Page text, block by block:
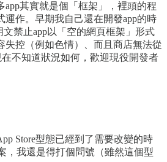
app其實就是個「框架」，裡頭的程
運作。早期我自己還在開發app的時
文禁止app以「空的網頁框架」形式
失控（例如色情）、而且商店無法從
不知道狀況如何，歡迎現役開發者
Store型態已經到了需要改變的時
，我還是得打個問號（雖然這個型